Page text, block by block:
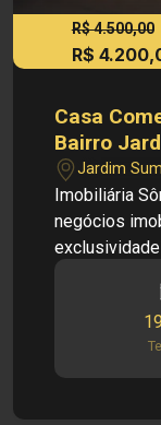
R$ 4.500,00
R$
Casa
Bairro
Preto
Jardim
Imobiliária
negócios
exclusividade! Cód.: L29633
Jardim Sumaré -
04 Dormitorios,
sociais - Lavabo - 02 Vagas de
Dimensões: - 196,00 m² de Área Terreno - 158,32